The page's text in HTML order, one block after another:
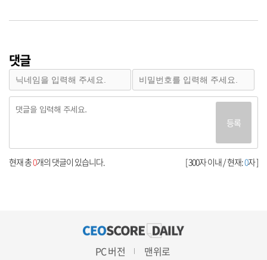
댓글
등록
[ 300자 이내 / 현재:0자 ]
현재 총0개의 댓글이 있습니다.
PC 버전 맨위로